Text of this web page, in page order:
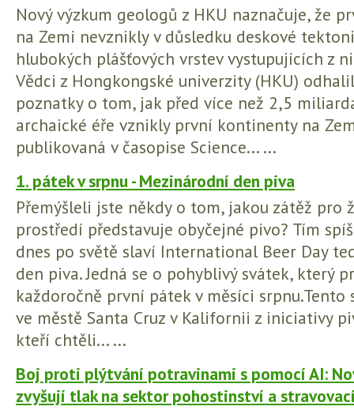
Nový výzkum geologů z HKU naznačuje, že
na Zemi nevznikly v důsledku deskové
hlubokých plášťových vrstev vystupujících z
Vědci z Hongkongské univerzity (HKU)
poznatky o tom, jak před více než 2,5
archaické éře vznikly první kontinenty na
publikovaná v časopise Science... ...
1. pátek v srpnu - Mezinárodní den piva
Přemýšleli jste někdy o tom, jakou zátěž pro
prostředí představuje obyčejné pivo? Tím
dnes po světě slaví International Beer Day
den piva. Jedná se o pohyblivý svátek, který
každoročně první pátek v měsíci srpnu.Tento
ve městě Santa Cruz v Kalifornii z iniciativy
kteří chtěli... ...
Boj proti plýtvání potravinami s pomocí AI:
zvyšují tlak na sektor pohostinství a